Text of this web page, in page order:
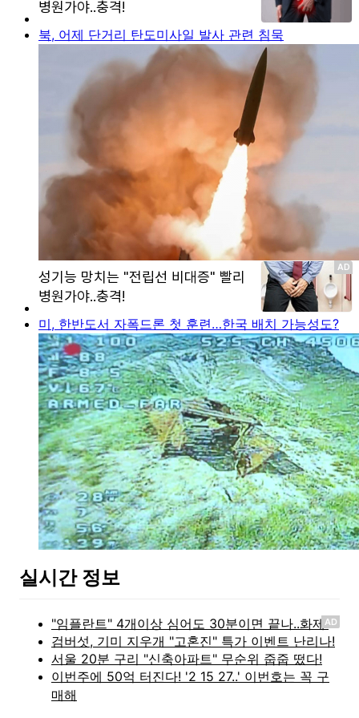
북, 어제 단거리 탄도미사일 발사 관련 침묵
미, 한반도서 자폭드론 첫 훈련…한국 배치 가능성도?
실시간 정보
AD